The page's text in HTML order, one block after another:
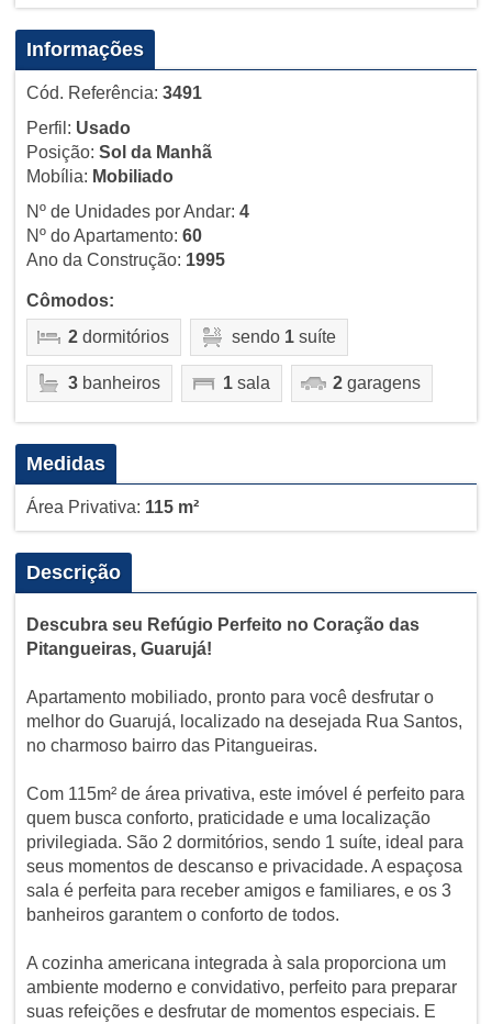
Informações
Cód. Referência: 3491
Perfil: Usado
Posição: Sol da Manhã
Mobília: Mobiliado
Nº de Unidades por Andar: 4
Nº do Apartamento: 60
Ano da Construção: 1995
Cômodos:
2dormitórios sendo 1suíte
3banheiros 1sala 2garagens
Medidas
Área Privativa: 115 m²
Descrição
Descubra seu Refúgio Perfeito no Coração das
Pitangueiras, Guarujá!
Apartamento mobiliado, pronto para você desfrutar o
melhor do Guarujá, localizado na desejada Rua Santos,
no charmoso bairro das Pitangueiras.
Com 115m² de área privativa, este imóvel é perfeito para
quem busca conforto, praticidade e uma localização
privilegiada. São 2 dormitórios, sendo 1 suíte, ideal para
seus momentos de descanso e privacidade. A espaçosa
sala é perfeita para receber amigos e familiares, e os 3
banheiros garantem o conforto de todos.
A cozinha americana integrada à sala proporciona um
ambiente moderno e convidativo, perfeito para preparar
suas refeições e desfrutar de momentos especiais. E